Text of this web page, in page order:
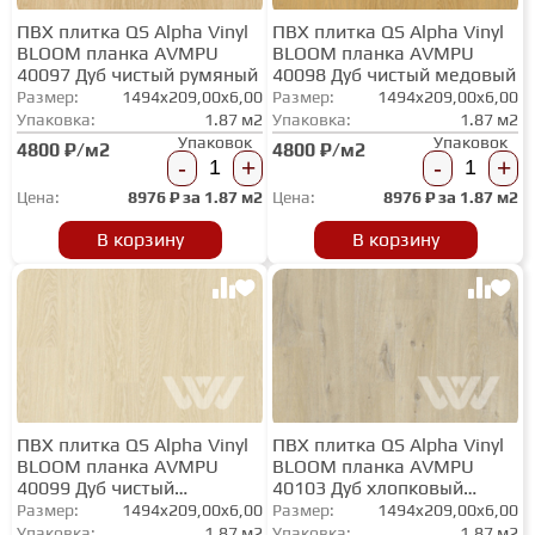
ПВХ плитка QS Alpha Vinyl
BLOOM планка AVMPU
40097 Дуб чистый румяный
Размер:
1494x209,00x6,00
Упаковка:
1.87 м2
4800 ₽/м2 Упаковок
- +
Цена: 8976₽ за 1.87 м2
В корзину
ПВХ плитка QS Alpha Vinyl
BLOOM планка AVMPU
40098 Дуб чистый медовый
Размер:
1494x209,00x6,00
Упаковка:
1.87 м2
4800 ₽/м2 Упаковок
- +
Цена: 8976₽ за 1.87 м2
В корзину
ПВХ плитка QS Alpha Vinyl
BLOOM планка AVMPU
40099 Дуб чистый
полярный
Размер:
1494x209,00x6,00
ПВХ плитка QS Alpha Vinyl
BLOOM планка AVMPU
40103 Дуб хлопковый
бежевый
Размер:
1494x209,00x6,00